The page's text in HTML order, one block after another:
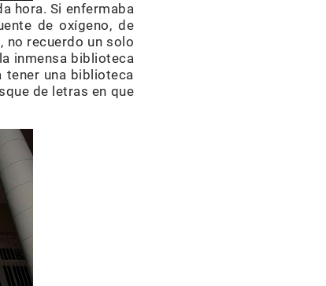
hora. Si enfermaba
de oxígeno, de
no recuerdo un solo
inmensa biblioteca
una biblioteca
de letras en que